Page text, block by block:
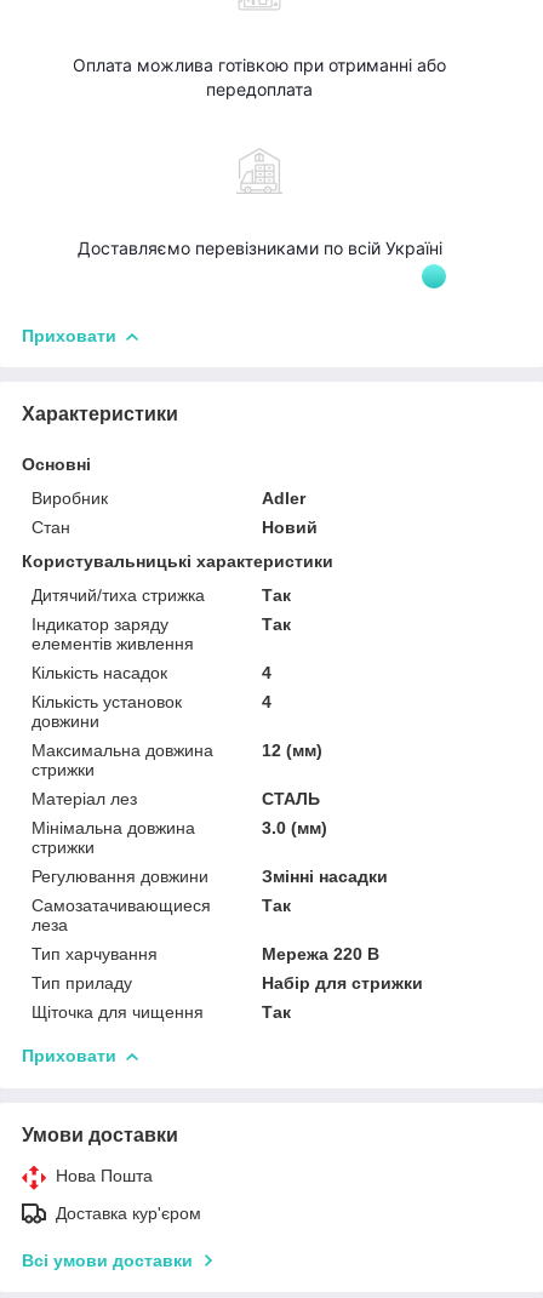
Оплата можлива готівкою при отриманні або
передоплата
Доставляємо перевізниками по всій Україні
Приховати
Характеристики
Основні
Виробник
Adler
Стан
Новий
Користувальницькі характеристики
Дитячий/тиха стрижка
Так
Індикатор заряду
елементів живлення
Так
Кількість насадок
4
Кількість установок
довжини
4
Максимальна довжина
стрижки
12 (мм)
Матеріал лез
СТАЛЬ
Мінімальна довжина
стрижки
3.0 (мм)
Регулювання довжини
Змінні насадки
Самозатачивающиеся
леза
Так
Тип харчування
Мережа 220 В
Тип приладу
Набір для стрижки
Щіточка для чищення
Так
Приховати
Умови доставки
Нова Пошта
Доставка кур'єром
Всі умови доставки